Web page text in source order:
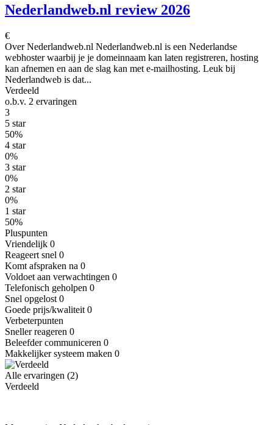
Nederlandweb.nl review 2026
€
Over Nederlandweb.nl Nederlandweb.nl is een Nederlandse
webhoster waarbij je je domeinnaam kan laten registreren, hosting
kan afnemen en aan de slag kan met e-mailhosting. Leuk bij
Nederlandweb is dat...
Verdeeld
o.b.v. 2 ervaringen
3
5 star
50%
4 star
0%
3 star
0%
2 star
0%
1 star
50%
Pluspunten
Vriendelijk 0
Reageert snel 0
Komt afspraken na 0
Voldoet aan verwachtingen 0
Telefonisch geholpen 0
Snel opgelost 0
Goede prijs/kwaliteit 0
Verbeterpunten
Sneller reageren 0
Beleefder communiceren 0
Makkelijker systeem maken 0
Alle ervaringen (2)
Verdeeld